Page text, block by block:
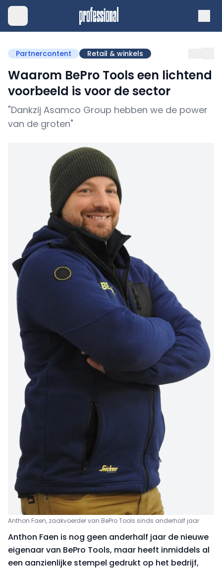
Partnercontent Retail & winkels
Waarom BePro Tools een lichtend
voorbeeld is voor de sector
"Dankzij Asamco Group hebben we de power
van de groten"
Anthon Faen, zaakvoerder van BePro Tools sinds anderhalf jaar
Anthon Faen is nog geen anderhalf jaar de nieuwe
eigenaar van BePro Tools, maar heeft inmiddels al
een aanzienlijke stempel gedrukt op het bedrijf,